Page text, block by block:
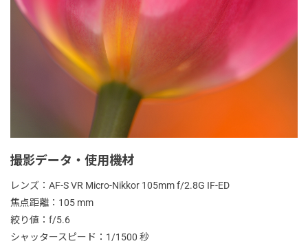
撮影データ・使用機材
レンズ：AF-S VR Micro-Nikkor 105mm f/2.8G IF-ED
焦点距離：105 mm
絞り値：f/5.6
シャッタースピード：1/1500 秒